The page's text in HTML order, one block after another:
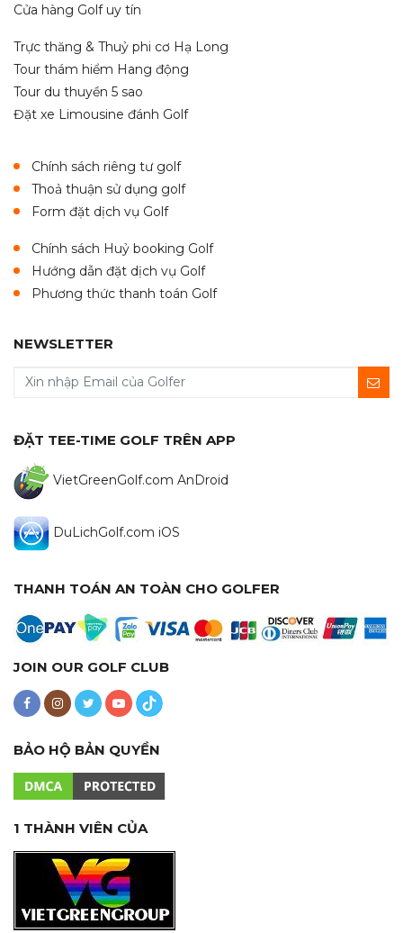
Cửa hàng Golf uy tín
Trực thăng & Thuỷ phi cơ Hạ Long
Tour thám hiểm Hang động
Tour du thuyền 5 sao
Đặt xe Limousine đánh Golf
Chính sách riêng tư golf
Thoả thuận sử dụng golf
Form đặt dịch vụ Golf
Chính sách Huỷ booking Golf
Hướng dẫn đặt dịch vụ Golf
Phương thức thanh toán Golf
NEWSLETTER
ĐẶT TEE-TIME GOLF TRÊN APP
VietGreenGolf.com AnDroid
DuLichGolf.com iOS
THANH TOÁN AN TOÀN CHO GOLFER
JOIN OUR GOLF CLUB
BẢO HỘ BẢN QUYỀN
1 THÀNH VIÊN CỦA